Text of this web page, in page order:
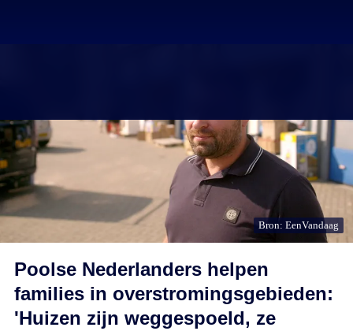
Bron: EenVandaag
Poolse Nederlanders helpen
families in overstromingsgebieden:
'Huizen zijn weggespoeld, ze